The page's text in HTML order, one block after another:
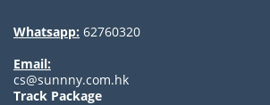
Whatsapp: 62760320
Email:
cs@sunnny.com.hk
Track Package